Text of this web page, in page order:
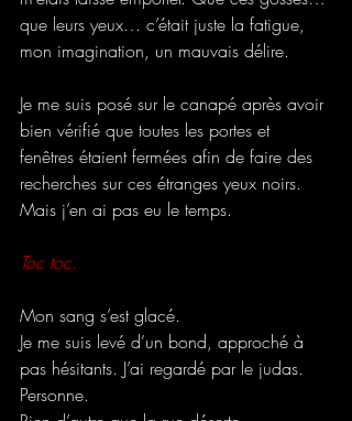
que leurs yeux… c’était juste la fatigue,
mon imagination, un mauvais délire.
Je me suis posé sur le canapé après avoir
bien vérifié que toutes les portes et
fenêtres étaient fermées afin de faire des
recherches sur ces étranges yeux noirs.
Mais j’en ai pas eu le temps.
Toc toc.
Mon sang s’est glacé.
Je me suis levé d’un bond, approché à
pas hésitants. J’ai regardé par le judas.
Personne.